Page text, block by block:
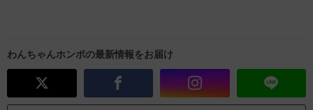
わんちゃんホンポの最新情報をお届け